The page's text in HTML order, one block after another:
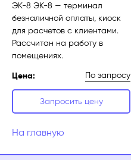
ЭК-8 ЭК-8 — терминал
безналичной оплаты, киоск
для расчетов с клиентами.
Рассчитан на работу в
помещениях.
Цена:
По запросу
Запросить цену
На главную